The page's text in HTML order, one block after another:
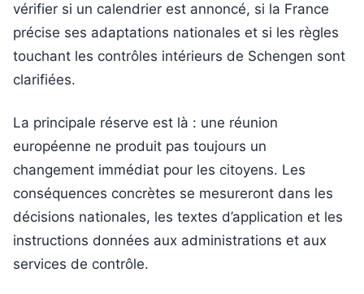
vérifier si un calendrier est annoncé, si la France
précise ses adaptations nationales et si les règles
touchant les contrôles intérieurs de Schengen sont
clarifiées.
La principale réserve est là : une réunion
européenne ne produit pas toujours un
changement immédiat pour les citoyens. Les
conséquences concrètes se mesureront dans les
décisions nationales, les textes d’application et les
instructions données aux administrations et aux
services de contrôle.